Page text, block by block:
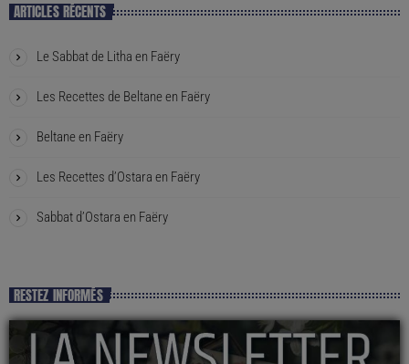
ARTICLES RÉCENTS
Le Sabbat de Litha en Faëry
Les Recettes de Beltane en Faëry
Beltane en Faëry
Les Recettes d’Ostara en Faëry
Sabbat d’Ostara en Faëry
RESTEZ INFORMÉS